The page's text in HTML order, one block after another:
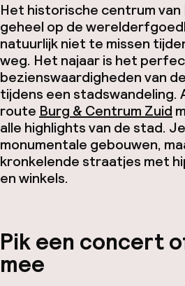
Het historische centrum van
geheel op de
natuurlijk niet te missen
weg. Het najaar is het
bezienswaardigheden van
tijdens een stadswandeling.
route Burg & Centrum Zuid
alle highlights van de stad.
monumentale gebouwen,
kronkelende straatjes met
en winkels.
Pik een concert
mee